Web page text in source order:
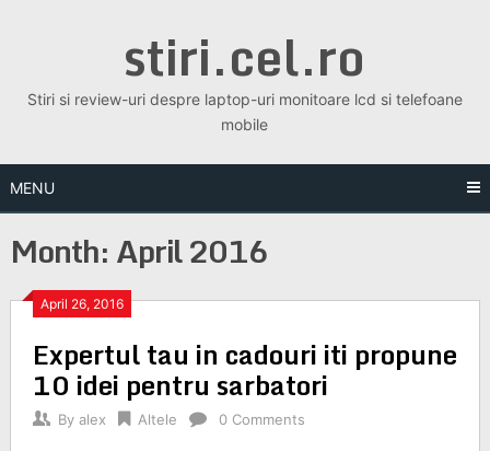
stiri.cel.ro
Stiri si review-uri despre laptop-uri monitoare lcd si telefoane
mobile
MENU
Month:April 2016
April 26, 2016
Expertul tau in cadouri iti propune
10 idei pentru sarbatori
By alex Altele 0 Comments